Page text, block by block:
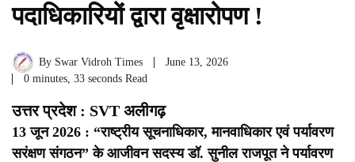
पदाधिकारियों द्वारा वृक्षारोपण !
By Swar Vidroh Times
June 13, 2026
0 minutes, 33 seconds Read
उत्तर प्रदेश : SVT अलीगढ़
13 जून 2026 : “राष्ट्रीय सूचनाधिकार, मानवाधिकार एवं पर्यावरण
सरंक्षण संगठन” के आजीवन सदस्य डॉ. सुनील राजपूत ने पर्यावरण